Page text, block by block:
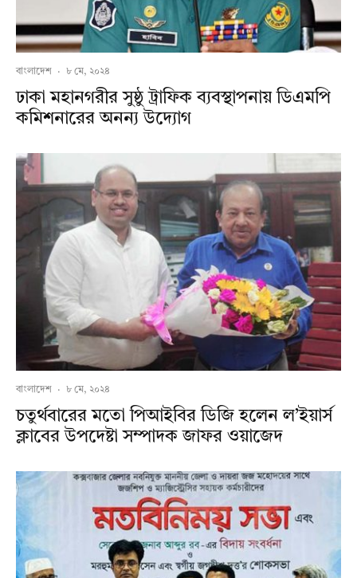
বাংলাদেশ · ৮ মে, ২০২৪
ঢাকা মহানগরীর সুষ্ঠু ট্রাফিক ব্যবস্থাপনায় ডিএমপি
কমিশনারের অনন্য উদ্যোগ
বাংলাদেশ · ৮ মে, ২০২৪
চতুর্থবারের মতো পিআইবির ডিজি হলেন ল’ইয়ার্স
ক্লাবের উপদেষ্টা সম্পাদক জাফর ওয়াজেদ